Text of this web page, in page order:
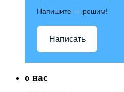
Напишите — решим!
Написать
о нас